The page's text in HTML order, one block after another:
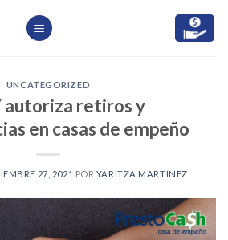
UNCATEGORIZED
autoriza retiros y
en casas de empeño
27, 2021 POR YARITZA MARTINEZ